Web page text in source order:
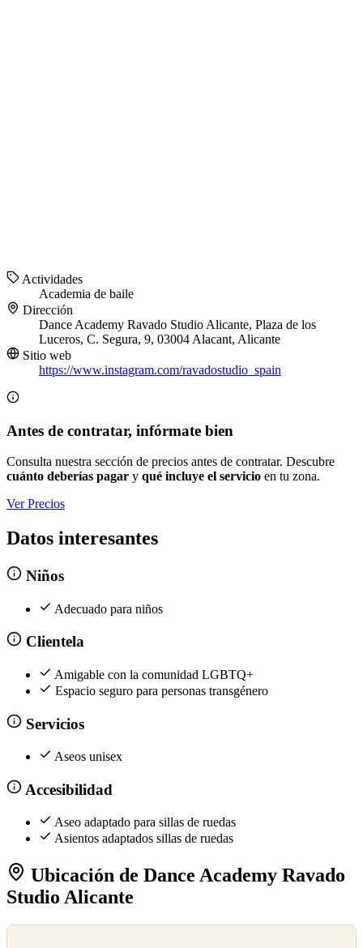
Actividades
Academia de baile
Dirección
Dance Academy Ravado Studio Alicante, Plaza de los
Luceros, C. Segura, 9, 03004 Alacant, Alicante
Sitio web
https://www.instagram.com/ravadostudio_spain
Antes de contratar, infórmate bien
Consulta nuestra sección de precios antes de contratar. Descubre
cuánto deberías pagar y qué incluye el servicio en tu zona.
Ver Precios
Datos interesantes
Niños
Adecuado para niños
Clientela
Amigable con la comunidad LGBTQ+
Espacio seguro para personas transgénero
Servicios
Aseos unisex
Accesibilidad
Aseo adaptado para sillas de ruedas
Asientos adaptados sillas de ruedas
Ubicación de Dance Academy Ravado
Studio Alicante